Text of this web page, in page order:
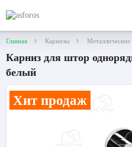
Главная Карнизы Металлические
Карниз для штор
белый
Хит продаж